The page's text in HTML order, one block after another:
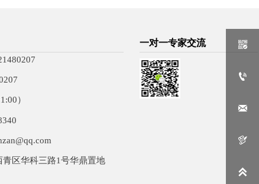
）
青区华科三路1号华鼎置地
一对一专家交流 



